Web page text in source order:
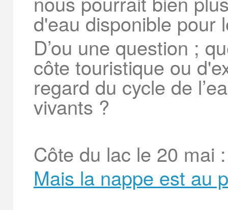
d'eau disponible pour
D’ou une question ;
côte touristique ou
regard du cycle de
vivants ?
Côte du lac le 20 mai
Mais la nappe est au